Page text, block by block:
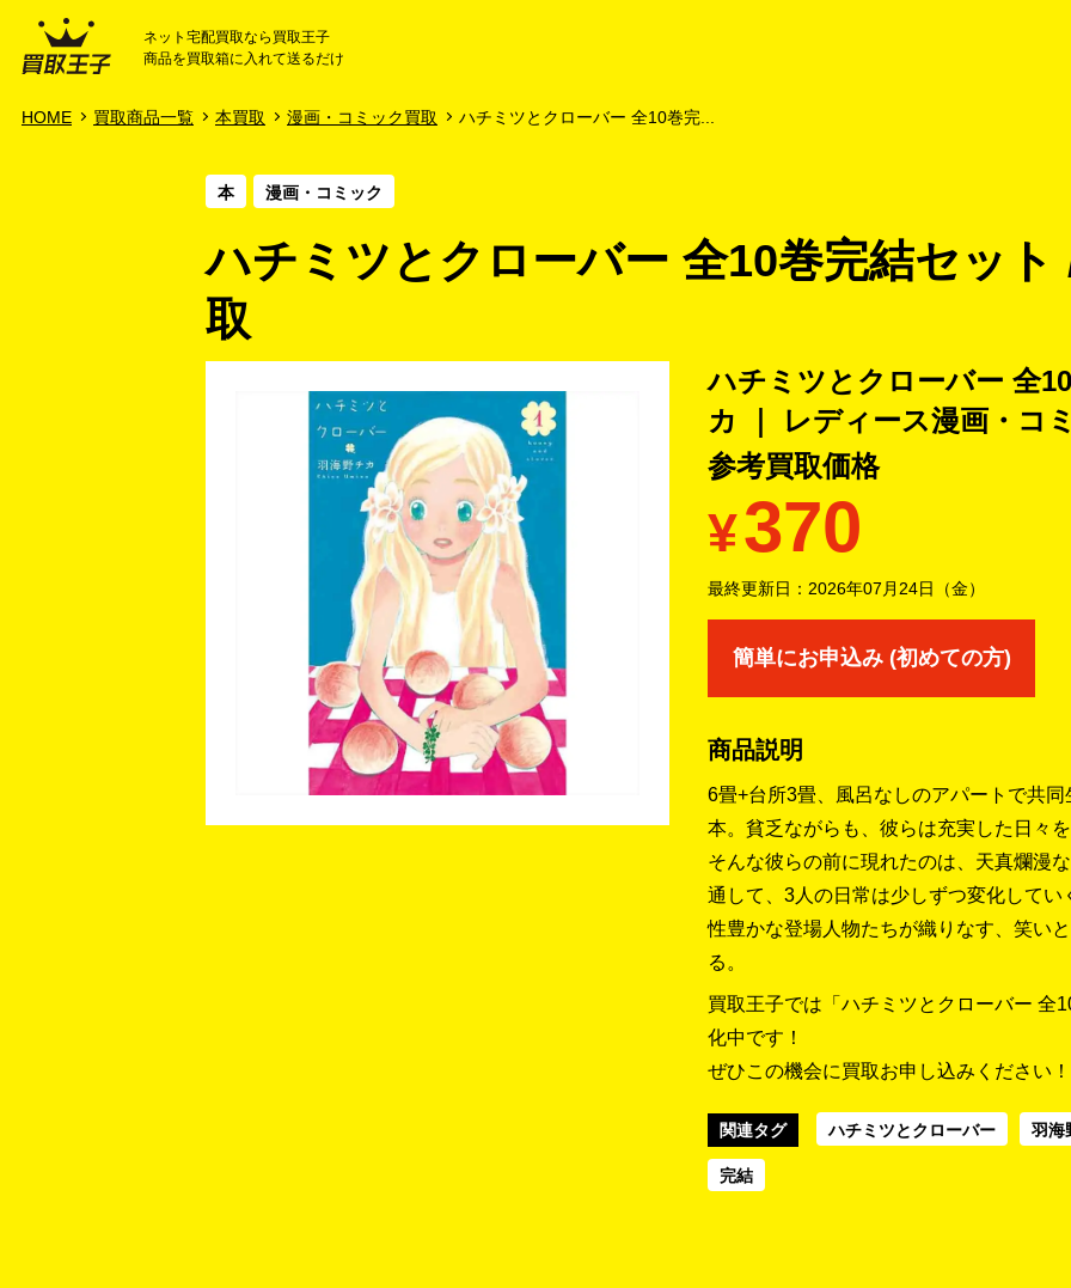
HOME
ネット宅配買取なら買取王子
商品を買取箱に入れて送るだけ
HOME 買取商品一覧 本買取 漫画・コミック買取 ハチミツとクローバー 全10巻完...
本 漫画・コミック
ハチミツとクローバー 全10巻完結セット
取
ハチミツとクローバー 全
カ ｜ レディース漫画・コ
参考買取価格
¥370
最終更新日： 2026年07月24日（金）
簡単にお申込み (初めての方)
商品説明
6畳+台所3畳、風呂なしのアパートで共
本。貧乏ながらも、彼らは充実した日々
そんな彼らの前に現れたのは、天真爛漫
通して、3人の日常は少しずつ変化して
性豊かな登場人物たちが織りなす、笑い
る。
買取王子では「ハチミツとクローバー 全
化中です！
ぜひこの機会に買取お申し込みください！
関連タグ ハチミツとクローバー 羽海
完結